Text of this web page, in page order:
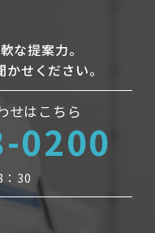
な提案力。
せください。
せはこちら
0200
：30